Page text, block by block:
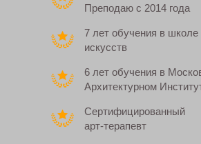
Преподаю с 2014 года
7 лет обучения в школе
искусств
6 лет обучения в
Архитектурном
Сертифицированный
арт-терапевт